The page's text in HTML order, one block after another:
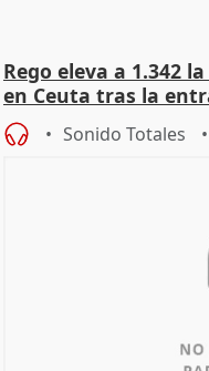
Rego eleva a 1.342
en Ceuta tras la
Sonido Totales